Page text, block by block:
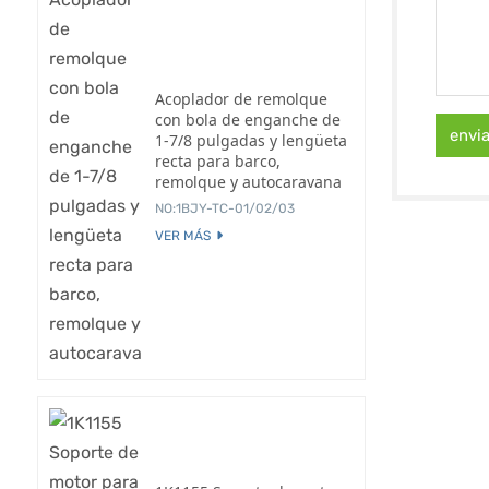
Acoplador de remolque
con bola de enganche de
1-7/8 pulgadas y lengüeta
recta para barco,
remolque y autocaravana
NO:1BJY-TC-01/02/03
VER MÁS